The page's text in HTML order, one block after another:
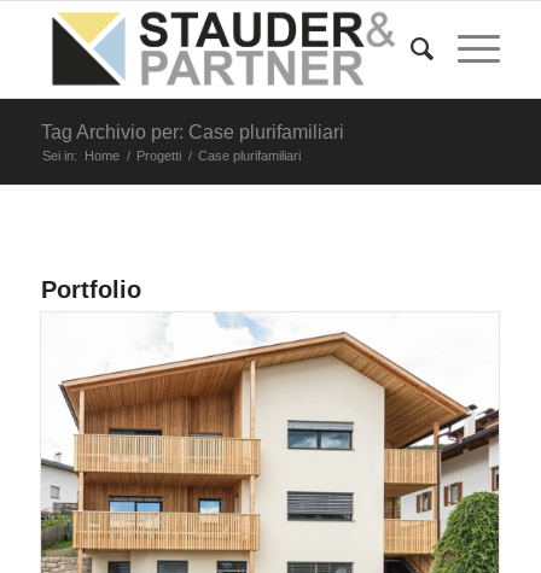
Tag Archivio per: Case plurifamiliari
Sei in: Home / Progetti / Case plurifamiliari
Portfolio